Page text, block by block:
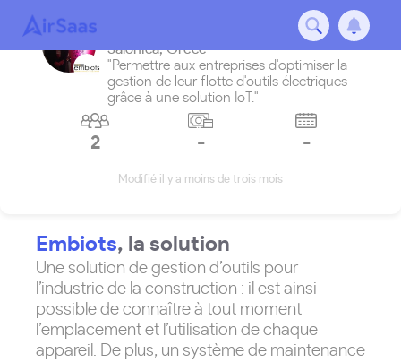
Salonica,Grèce
"Permettre aux entreprises d'optimiser la
gestion de leur flotte d'outils électriques
grâce à une solution IoT."
2 - -
Modifié il y a moins de trois mois
Embiots, la solution
Une solution de gestion d’outils pour
l’industrie de la construction : il est ainsi
possible de connaître à tout moment
l’emplacement et l’utilisation de chaque
appareil. De plus, un système de maintenance